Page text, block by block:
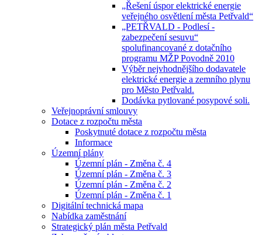
„Řešení úspor elektrické energie
veřejného osvětlení města Petřvald“
„PETŘVALD - Podlesí -
zabezpečení sesuvu“
spolufinancované z dotačního
programu MŽP Povodně 2010
Výběr nejvhodnějšího dodavatele
elektrické energie a zemního plynu
pro Město Petřvald.
Dodávka pytlované posypové soli.
Veřejnoprávní smlouvy
Dotace z rozpočtu města
Poskytnuté dotace z rozpočtu města
Informace
Územní plány
Územní plán - Změna č. 4
Územní plán - Změna č. 3
Územní plán - Změna č. 2
Územní plán - Změna č. 1
Digitální technická mapa
Nabídka zaměstnání
Strategický plán města Petřvald